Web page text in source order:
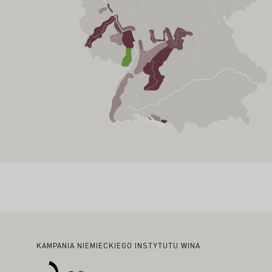
StopkaKAMPANIA NIEMIECKIEGO INSTYTUTU WINA